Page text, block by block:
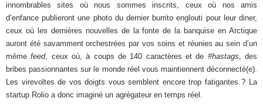
innombrables sites où nous sommes inscrits, ceux où nos amis
d’enfance publieront une photo du dernier burrito englouti pour leur diner,
ceux où les dernières nouvelles de la fonte de la banquise en Arctique
auront été savamment orchestrées par vos soins et réunies au sein d’un
mêmefeed, ceux où, à coups de 140 caractères et de #hastags, des
bribes passionnantes sur le monde réel vous maintiennent déconnecté(e).
Les virevoltes de vos doigts vous semblent encore trop fatigantes ? La
startup Rolio a donc imaginé un agrégateur en temps réel.